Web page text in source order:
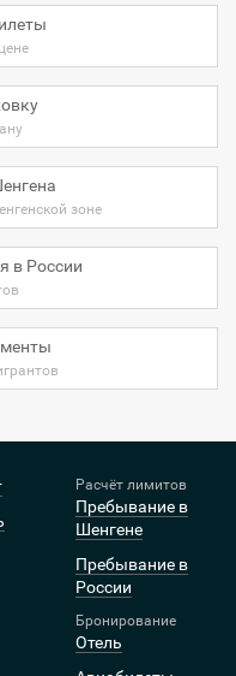
зоне
в России
Расчёт лимитов
Пребывание в
Шенгене
Пребывание в
России
Бронирование
Отель